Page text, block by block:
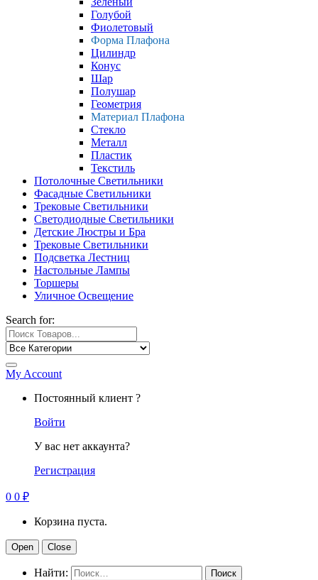
Голубой
Фиолетовый
Форма Плафона
Цилиндр
Конус
Шар
Полушар
Геометрия
Материал Плафона
Стекло
Металл
Пластик
Текстиль
Потолочные Светильники
Фасадные Светильники
Трековые Светильники
Светодиодные Светильники
Детские Люстры и Бра
Трековые Светильники
Подсветка Лестниц
Настольные Лампы
Торшеры
Уличное Освещение
Search for:
My Account
Постоянный клиент ?
Войти
У вас нет аккаунта?
Регистрация
0 0 ₽
Корзина пуста.
Open Close
Найти: